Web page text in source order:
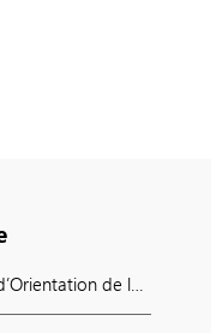
de la Marne (SIAO)